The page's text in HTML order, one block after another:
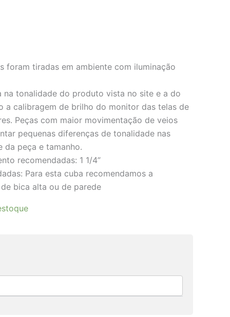
foram tiradas em ambiente com iluminação
na tonalidade do produto vista no site e a do
a calibragem de brilho do monitor das telas de
Peças com maior movimentação de veios
pequenas diferenças de tonalidade nas
peça e tamanho.
recomendadas: 1 1/4”
Para esta cuba recomendamos a
bica alta ou de parede